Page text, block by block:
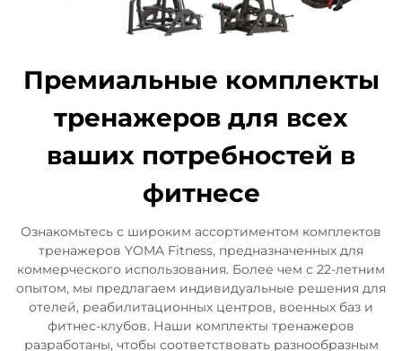
Премиальные комплекты
тренажеров для всех
ваших потребностей в
фитнесе
Ознакомьтесь с широким ассортиментом комплектов
тренажеров YOMA Fitness, предназначенных для
коммерческого использования. Более чем с 22-летним
опытом, мы предлагаем индивидуальные решения для
отелей, реабилитационных центров, военных баз и
фитнес-клубов. Наши комплекты тренажеров
разработаны, чтобы соответствовать разнообразным